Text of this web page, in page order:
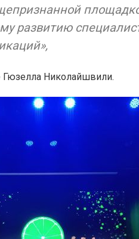
развитию
Гюзелла Николайшвили.